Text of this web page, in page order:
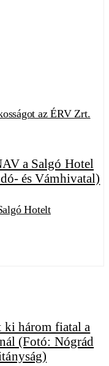
az ÉRV Zrt.
Hotelt